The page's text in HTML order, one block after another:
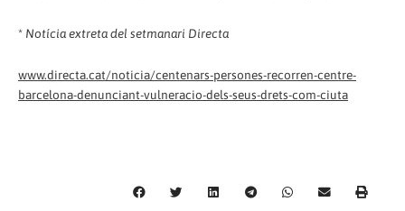
* Notícia extreta del setmanari Directa
www.directa.cat/noticia/centenars-persones-recorren-centre-
barcelona-denunciant-vulneracio-dels-seus-drets-com-ciuta